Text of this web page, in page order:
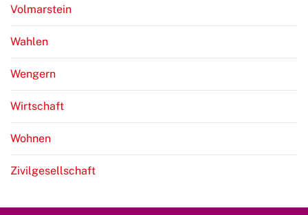
Volmarstein
Wahlen
Wengern
Wirtschaft
Wohnen
Zivilgesellschaft